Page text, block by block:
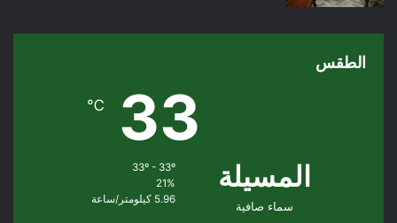
الطقس
المسيلة
سماء صافية
33
℃
33º - 33º
21%
5.96 كيلومتر/ساعة